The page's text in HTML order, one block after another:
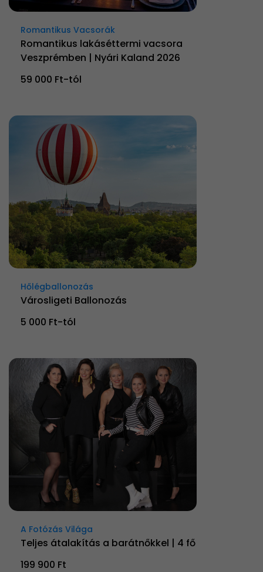
Romantikus Vacsorák
Romantikus lakáséttermi vacsora
Veszprémben | Nyári Kaland 2026
59 000 Ft-tól
Hőlégballonozás
Városligeti Ballonozás
5 000 Ft-tól
A Fotózás Világa
Teljes átalakítás a barátnőkkel | 4 fő
199 900 Ft